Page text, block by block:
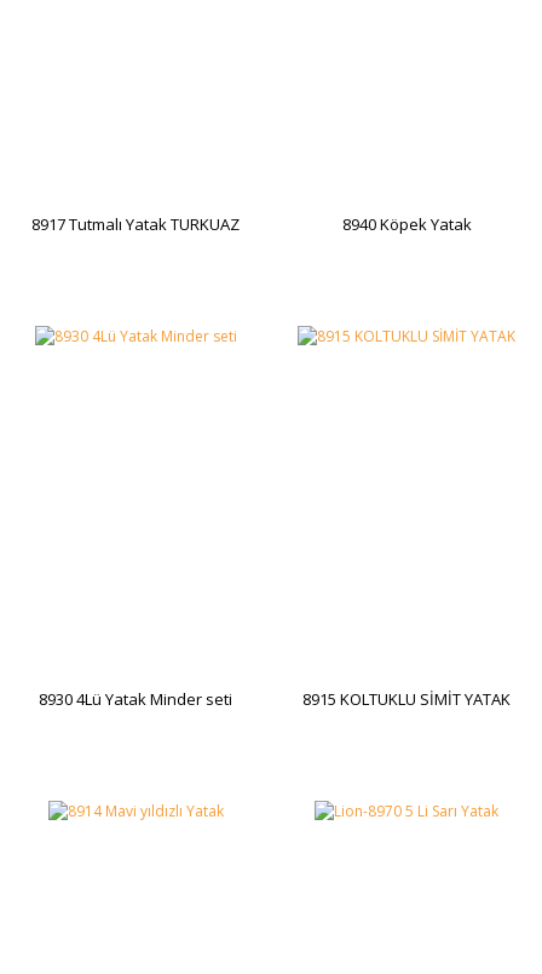
8917 Tutmalı Yatak TURKUAZ 8940 Köpek Yatak
8930 4Lü Yatak Minder seti 8915 KOLTUKLU SİMİT YATAK